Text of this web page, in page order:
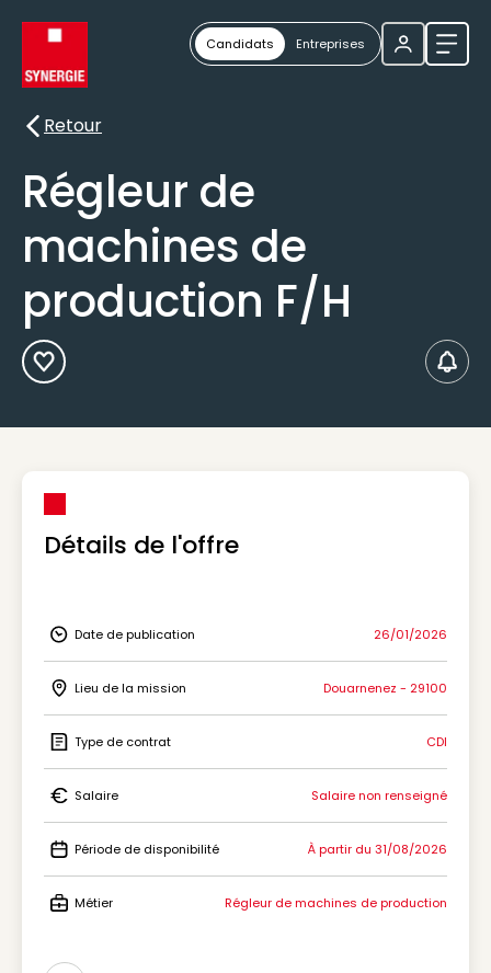
Candidats Entreprises
Retour
Retour
Régleur de
machines de
production F/H
Ajouter aux Favoris
Détails de l'offre
Icon Date de publication
Date de publication 26/01/2026
Icon Lieu de la mission
Lieu de la mission Douarnenez - 29100
Icon Type de contrat
Type de contrat CDI
Icon Salaire
Salaire Salaire non renseigné
Icon Période de disponibilité
Période de disponibilité À partir du 31/08/2026
Métier Régleur de machines de production